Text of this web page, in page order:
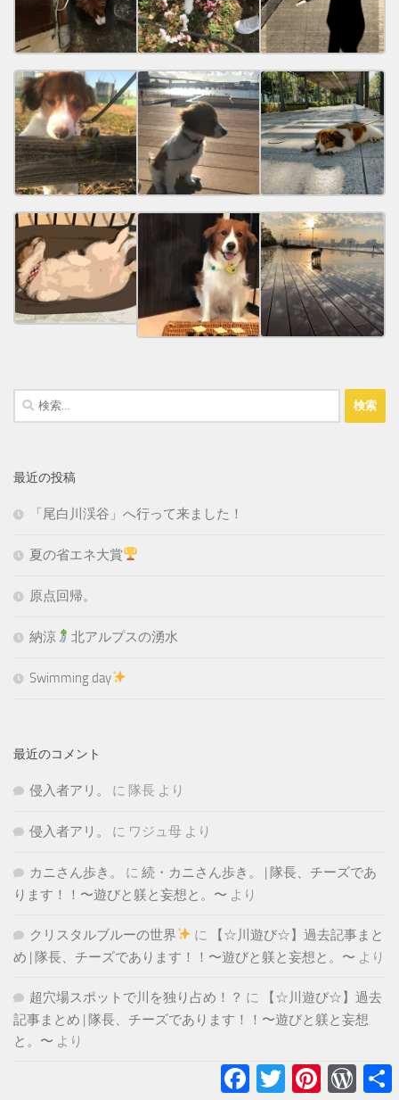
検
索:
最近の投稿
「尾白川渓谷」へ行って来ました！
夏の省エネ大賞
原点回帰。
納涼 北アルプスの湧水
Swimming day
最近のコメント
侵入者アリ。 に 隊長 より
侵入者アリ。 に ワジュ母 より
カニさん歩き。 に 続・カニさん歩き。 | 隊長、チーズであ
ります！！〜遊びと躾と妄想と。〜 より
クリスタルブルーの世界 に
【☆川遊び☆】過去記事まと
め | 隊長、チーズであります！！〜遊びと躾と妄想と。〜 より
超穴場スポットで川を独り占め！？ に
【☆川遊び☆】過去
記事まとめ | 隊長、チーズであります！！〜遊びと躾と妄想
と。〜 より
FacebookTwitter Pinterest